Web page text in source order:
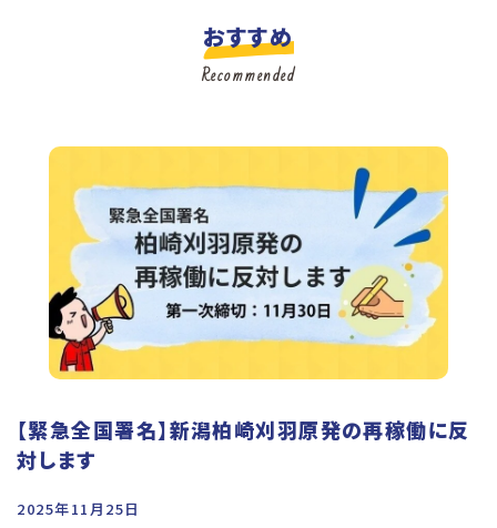
おすすめ
Recommended
【緊急全国署名】新潟柏崎刈羽原発の再稼働に反
対します
2025年11月25日